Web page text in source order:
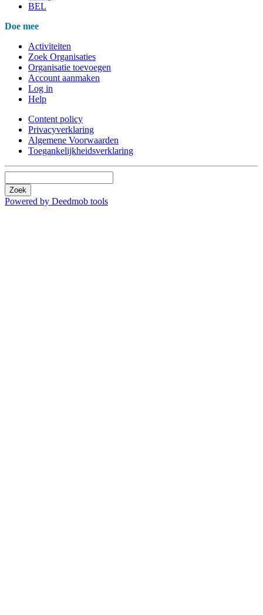
BEL
Doe mee
Activiteiten
Zoek Organisaties
Organisatie toevoegen
Account aanmaken
Log in
Help
Content policy
Privacyverklaring
Algemene Voorwaarden
Toegankelijkheidsverklaring
Zoek
Powered by Deedmob tools